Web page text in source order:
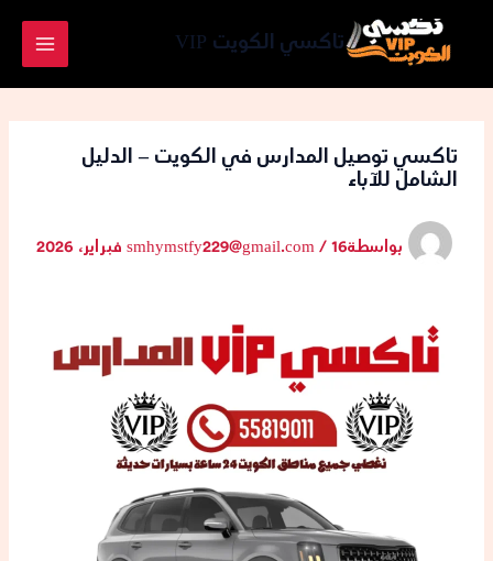
المحتوى
تاكسي الكويت VIP
تاكسي توصيل المدارس في الكويت – الدليل
الشامل للآباء
بواسطة smhymstfy229@gmail.com/16 فبراير، 2026